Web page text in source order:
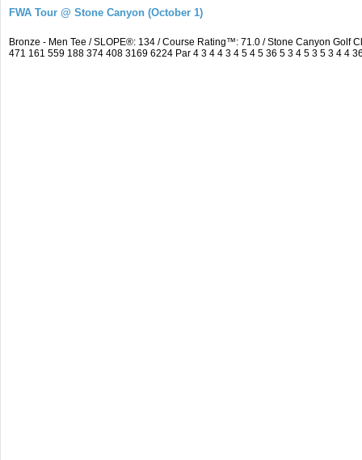
FWA Tour @ Stone Canyon (October 1)
Bronze - Men Tee / SLOPE®: 134 / Course Rating™: 71.0 / Stone Canyon Golf
471 161 559 188 374 408 3169 6224 Par 4 3 4 4 3 4 5 4 5 36 5 3 4 5 3 5 3 4 4